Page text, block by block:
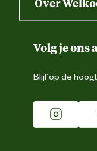
Gegevens
Duurzaamheid
Franchise
Vacatures
Winkels
Volg je ons
Blijf op de